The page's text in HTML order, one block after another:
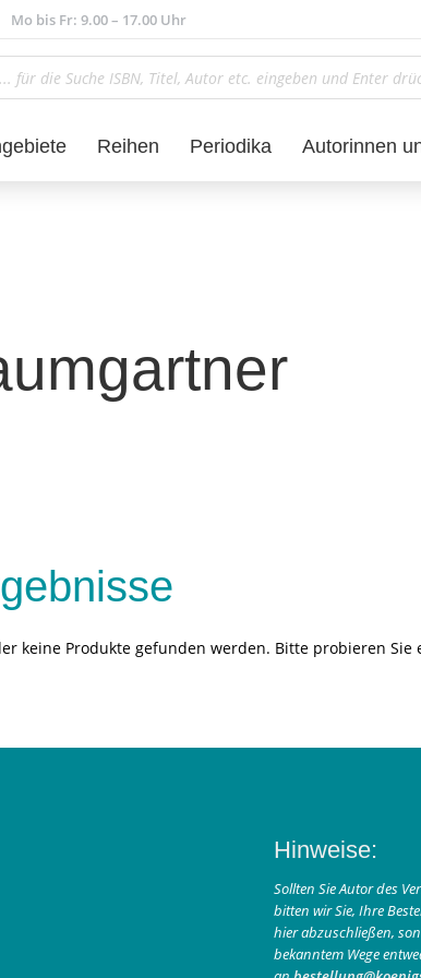
Mo bis Fr: 9.00 – 17.00 Uhr
Reihen Periodika Autorinnen
keine Produkte gefunden werden. Bitte probieren Sie
Hinweise:
Sollten Sie Autor des
bitten wir Sie, Ihre
hier abzuschließen,
bekanntem Wege